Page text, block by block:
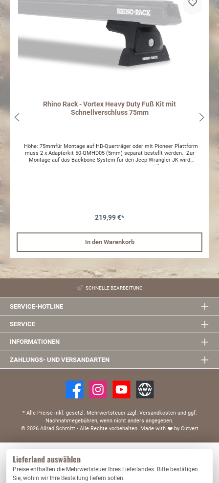
Rhino Rack - Vortex Heavy Duty Fuß Kit mit
Schnellverschluss 75mm
Höhe: 75mmfür Montage auf HD-Querträger oder mit Pioneer Plattform
muss 2 x Adapterkit 50-QMHD05 (5mm) separat bestellt werden. Zur
Montage auf das Backbone System für den Jeep Wrangler JK wird
219,99 €*
In den Warenkorb
SCHNELLE BEARBEITUNG
SERVICE-HOTLINE
SERVICE
INFORMATIONEN
ZAHLUNGS- UND VERSANDARTEN
* Alle Preise inkl. gesetzl. Mehrwertsteuer zzgl. Versandkosten und ggf.
Nachnahmegebühren, wenn nicht anders angegeben.
© 2026 Allrad Schmitt - Alle Rechte vorbehalten. Made with ❤️by Cutvert
Lieferland auswählen
Preise enthalten die Mehrwertsteuer Ihres Lieferlandes. Bitte bestätigen
Sie, wohin wir Ihre Bestellung liefern sollen.
Nur technisch notwendige